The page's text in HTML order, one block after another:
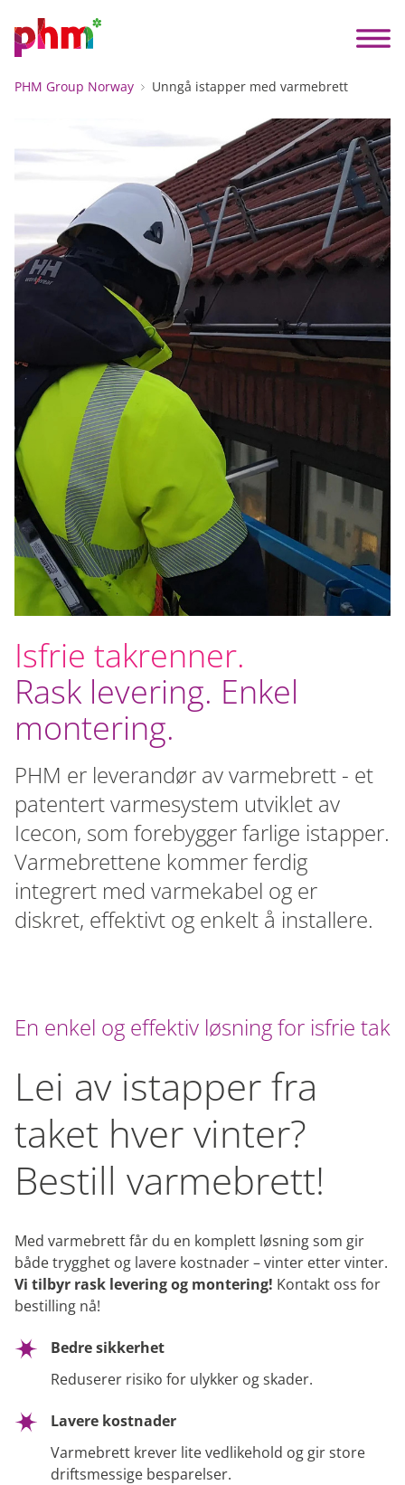
PHM Group Norway Unngå istapper med varmebrett
Isfrie takrenner.
Rask levering. Enkel
montering.
PHM er leverandør av varmebrett - et
patentert varmesystem utviklet av
Icecon, som forebygger farlige istapper.
Varmebrettene kommer ferdig
integrert med varmekabel og er
diskret, effektivt og enkelt å installere.
En enkel og effektiv løsning for isfrie tak
Lei av istapper fra
taket hver vinter?
Bestill varmebrett!
Med varmebrett får du en komplett løsning som gir
både trygghet og lavere kostnader – vinter etter vinter.
Vi tilbyr rask levering og montering! Kontakt oss for
bestilling nå!
Bedre sikkerhet
Reduserer risiko for ulykker og skader.
Lavere kostnader
Varmebrett krever lite vedlikehold og gir store
driftsmessige besparelser.